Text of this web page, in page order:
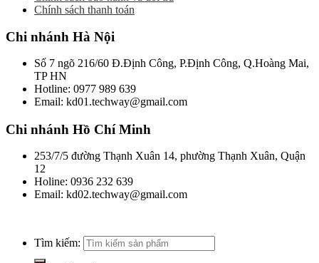
Chính sách thanh toán
Chi nhánh Hà Nội
Số 7 ngõ 216/60 Đ.Định Công, P.Định Công, Q.Hoàng Mai,
TP HN
Hotline: 0977 989 639
Email: kd01.techway@gmail.com
Chi nhánh Hồ Chí Minh
253/7/5 đường Thạnh Xuân 14, phường Thạnh Xuân, Quận
12
Holine: 0936 232 639
Email: kd02.techway@gmail.com
Tìm kiếm: